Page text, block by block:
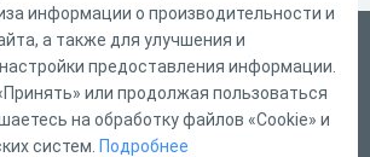
связи
информации о производительности и
а также для улучшения и
предоставления информации.
или продолжая пользоваться
на обработку файлов «Cookie» и
систем. Подробнее